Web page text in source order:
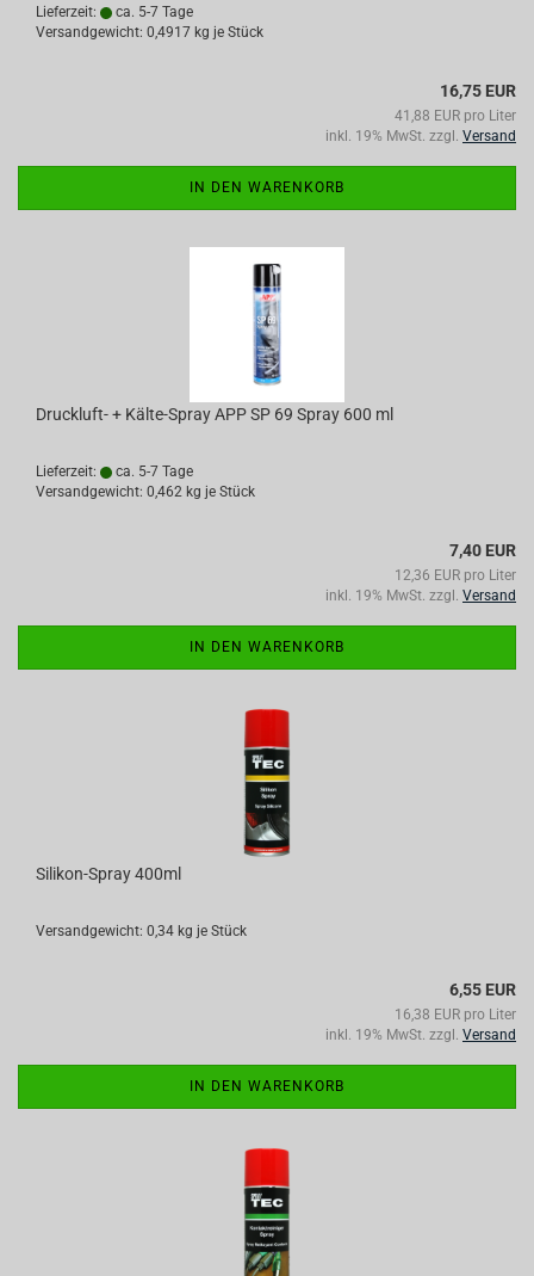
Lieferzeit:
ca. 5-7 Tage
Versandgewicht: 0,4917 kg je Stück
16,75 EUR
41,88 EUR pro Liter
inkl. 19% MwSt. zzgl. Versand
IN DEN WARENKORB
Druckluft- + Kälte-Spray APP SP 69 Spray 600 ml
Lieferzeit:
ca. 5-7 Tage
Versandgewicht: 0,462 kg je Stück
7,40 EUR
12,36 EUR pro Liter
inkl. 19% MwSt. zzgl. Versand
IN DEN WARENKORB
Silikon-Spray 400ml
Versandgewicht: 0,34 kg je Stück
6,55 EUR
16,38 EUR pro Liter
inkl. 19% MwSt. zzgl. Versand
IN DEN WARENKORB